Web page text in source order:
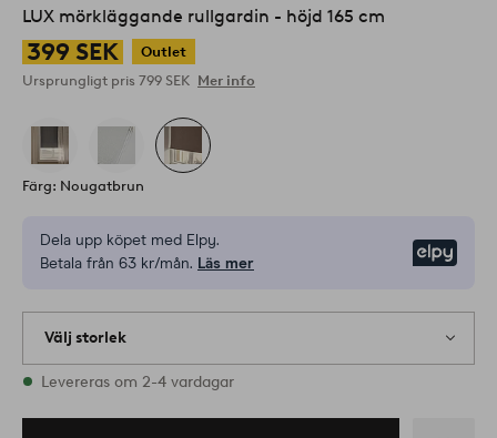
LUX mörkläggande rullgardin - höjd 165 cm
399 SEK
Outlet
Ursprungligt pris 799 SEK Mer info
Färg: Nougatbrun
Dela upp köpet med Elpy.
Betala från 63 kr/mån. Läs mer
Välj storlek
1 storlekar finns i lager
Levereras om 2-4 vardagar